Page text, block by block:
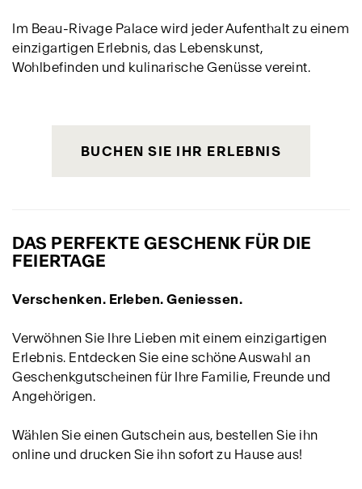
Im Beau-Rivage Palace wird jeder Aufenthalt zu einem
einzigartigen Erlebnis, das Lebenskunst,
Wohlbefinden und kulinarische Genüsse vereint.
BUCHEN SIE IHR ERLEBNIS
DAS PERFEKTE GESCHENK FÜR DIE
FEIERTAGE
Verschenken. Erleben. Geniessen.
Verwöhnen Sie Ihre Lieben mit einem einzigartigen
Erlebnis. Entdecken Sie eine schöne Auswahl an
Geschenkgutscheinen für Ihre Familie, Freunde und
Angehörigen.
Wählen Sie einen Gutschein aus, bestellen Sie ihn
online und drucken Sie ihn sofort zu Hause aus!